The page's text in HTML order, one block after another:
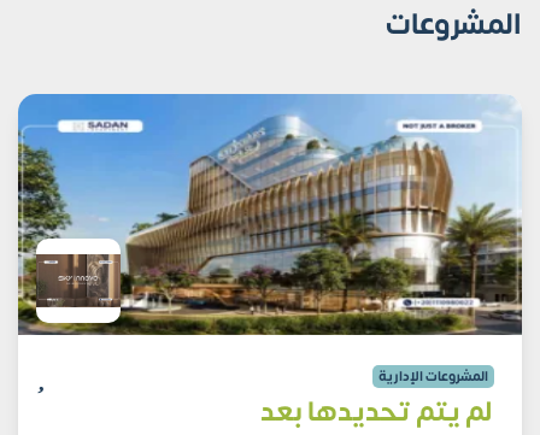
المشروعات
المشروعات الإدارية
لم يتم تحديدها بعد